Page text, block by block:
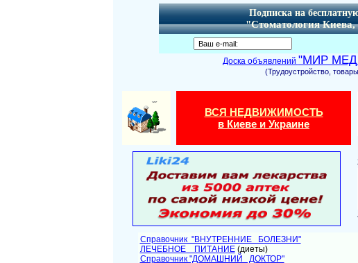
Подписка на
"Стоматология
Доска объявлений "МИР
(Трудоустройство,
ВСЯ НЕДВИЖИМОСТЬ
в Киеве и Украине
Справочник "ВНУТРЕННИЕ БОЛЕЗНИ"
ЛЕЧЕБНОЕ ПИТАНИЕ(диеты)
Cправочник "ДОМАШНИЙ ДОКТОР"